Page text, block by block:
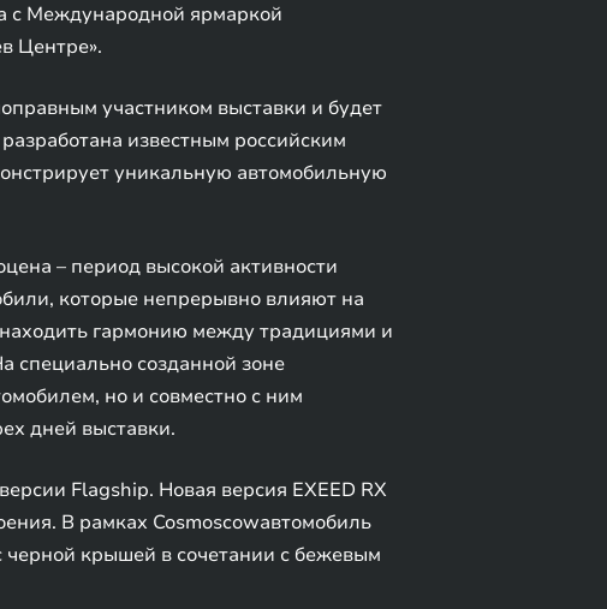
с Международной ярмаркой
Центре».
участником выставки и будет
известным российским
уникальную автомобильную
– период высокой активности
которые непрерывно влияют на
гармонию между традициями и
специально созданной зоне
но и совместно с ним
дней выставки.
Flagship. Новая версия EXEED RX
В рамках Cosmoscowавтомобиль
черной крышей в сочетании с бежевым